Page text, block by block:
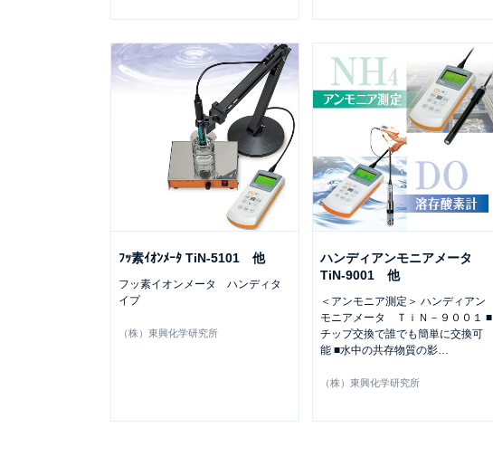
ﾌｯ素ｲｵﾝﾒｰﾀ TiN-5101 他
フッ素イオンメータ ハンディタ
イプ
（株）東興化学研究所
ハンディアンモニアメータ
TiN-9001 他
＜アンモニア測定＞ ハンディアン
モニアメータ ＴｉＮ－９００１ ■
チップ交換で誰でも簡単に交換可
能 ■水中の共存物質の影…
（株）東興化学研究所